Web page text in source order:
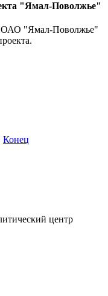
"Ямал-Поволжье"
ОАО "Ямал-Поволжье"
Конец
центр